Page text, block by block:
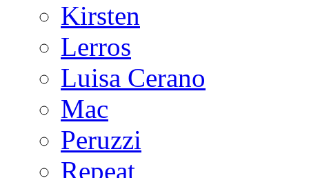
Kirsten
Lerros
Luisa Cerano
Mac
Peruzzi
Repeat